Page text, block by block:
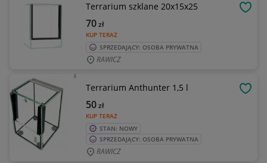
Terrarium szklane 20x15x25
KUP TERAZ
70zł
SPRZEDAJĄCY: OSOBA PRYWATNA
RAWICZ
Terrarium Anthunter 1,5 l
KUP TERAZ
50zł
STAN: NOWY
SPRZEDAJĄCY: OSOBA PRYWATNA
RAWICZ